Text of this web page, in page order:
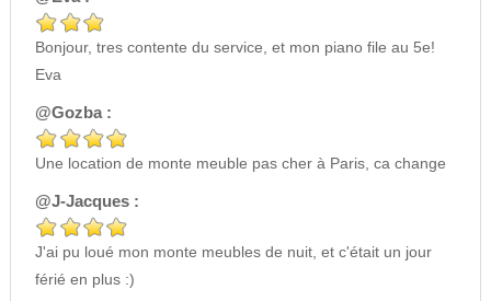
Bonjour, tres contente du service, et mon piano file au 5e!
Eva
@Gozba :
Une location de monte meuble pas cher à Paris, ca change
@J-Jacques :
J'ai pu loué mon monte meubles de nuit, et c'était un jour
férié en plus :)